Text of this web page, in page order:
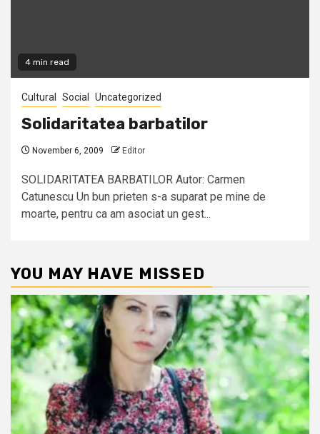
4 min read
Cultural Social Uncategorized
Solidaritatea barbatilor
November 6, 2009 Editor
SOLIDARITATEA BARBATILOR Autor: Carmen
Catunescu Un bun prieten s-a suparat pe mine de
moarte, pentru ca am asociat un gest...
YOU MAY HAVE MISSED